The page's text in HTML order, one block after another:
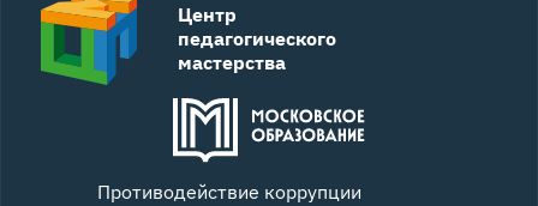
Центр
педагогического
мастерства
Противодействие коррупции